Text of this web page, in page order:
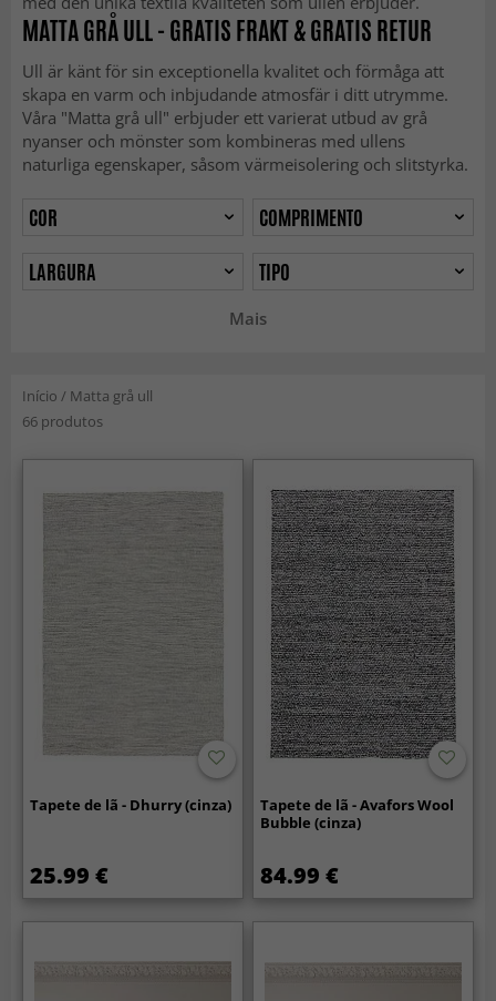
MATTA GRÅ ULL - GRATIS FRAKT & GRATIS RETUR
Ull är känt för sin exceptionella kvalitet och förmåga att
skapa en varm och inbjudande atmosfär i ditt utrymme.
Våra "Matta grå ull" erbjuder ett varierat utbud av grå
nyanser och mönster som kombineras med ullens
naturliga egenskaper, såsom värmeisolering och slitstyrka.
Mais
COR
COMPRIMENTO
LARGURA
TIPO
Início / Matta grå ull
66 produtos
Tapete de lã - Dhurry (cinza)
25.99 €
Tapete de lã - Avafors Wool
Bubble (cinza)
84.99 €